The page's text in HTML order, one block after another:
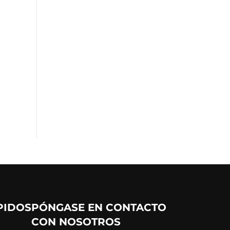
PÓNGASE EN CONTACTO
CON NOSOTROS